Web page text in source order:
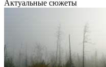
Актуальные сюжеты